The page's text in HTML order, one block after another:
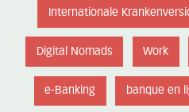
Internationale
Digital Nomads Work
e-Banking banque en